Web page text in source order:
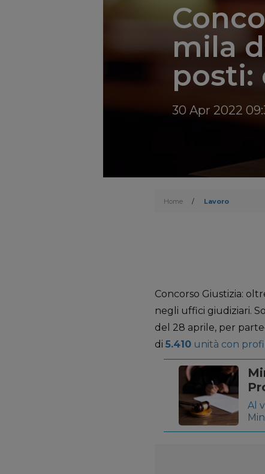
mila
posti:
30 Apr 2022
Home / Lavoro
Concorso Giustizia:
negli uffici giudiziari.
del 28 aprile, per
di 5.410unità con
Al